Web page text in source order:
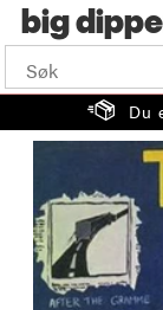
big
Du